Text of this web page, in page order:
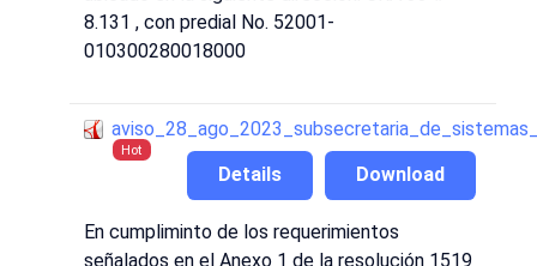
8.131 , con predial No. 52001-
010300280018000
Hot
Download
Details
En cumpliminto de los requerimientos
señalados en el Anexo 1 de la resolución 1519